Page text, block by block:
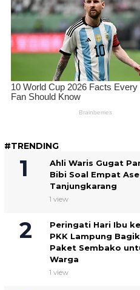
#TRENDING
Ahli Waris Gugat
Bibi Soal Empat
Tanjungkarang
1 view
Peringati Hari Ibu
PKK Lampung
Paket Sembako
Warga
1 view